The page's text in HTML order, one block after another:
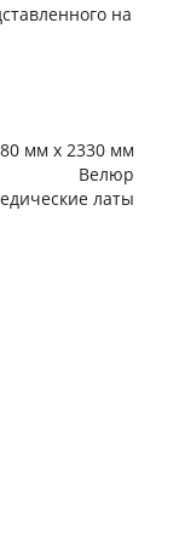
на
мм х 2330 мм
Велюр
латы